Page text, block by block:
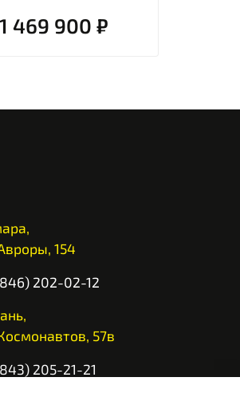
1 469 900 ₽
154
202-02-12
57в
205-21-21